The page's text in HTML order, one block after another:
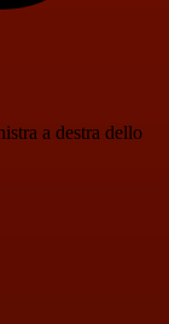
a destra dello